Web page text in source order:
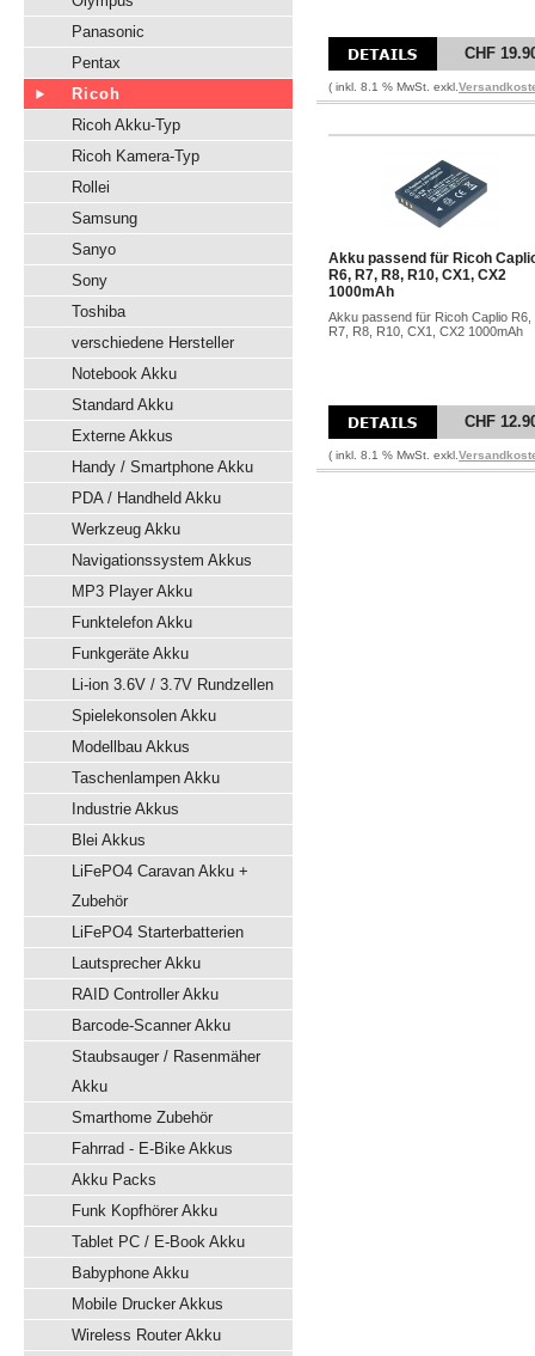
Panasonic
Pentax
Ricoh
Ricoh Akku-Typ
Ricoh Kamera-Typ
Rollei
Samsung
Sanyo
Sony
Toshiba
verschiedene Hersteller
Notebook Akku
Standard Akku
Externe Akkus
Handy / Smartphone Akku
PDA / Handheld Akku
Werkzeug Akku
Navigationssystem Akkus
MP3 Player Akku
Funktelefon Akku
Funkgeräte Akku
Li-ion 3.6V / 3.7V Rundzellen
Spielekonsolen Akku
Modellbau Akkus
Taschenlampen Akku
Industrie Akkus
Blei Akkus
LiFePO4 Caravan Akku +
Zubehör
LiFePO4 Starterbatterien
Lautsprecher Akku
RAID Controller Akku
Barcode-Scanner Akku
Staubsauger / Rasenmäher
Akku
Smarthome Zubehör
Fahrrad - E-Bike Akkus
Akku Packs
Funk Kopfhörer Akku
Tablet PC / E-Book Akku
Babyphone Akku
Mobile Drucker Akkus
Wireless Router Akku
CHF
( inkl. 8.1 % MwSt. exkl.
Akku passend für Ricoh
R6, R7, R8, R10, CX1, CX2
1000mAh
Akku passend für Ricoh Caplio R6,
R7, R8, R10, CX1, CX2 1000mAh
CHF
( inkl. 8.1 % MwSt. exkl.